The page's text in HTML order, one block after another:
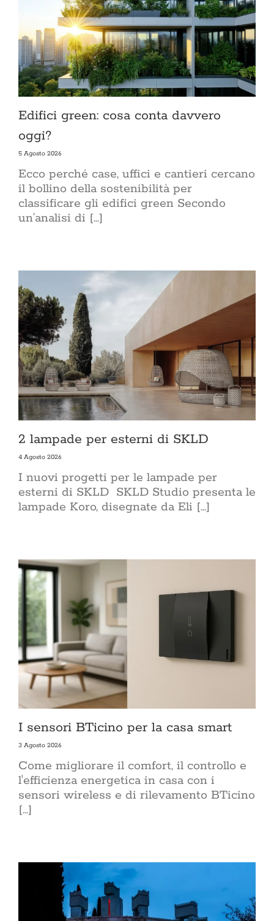
Edifici green: cosa conta davvero
oggi?
5 Agosto 2026
Ecco perché case, uffici e cantieri cercano
il bollino della sostenibilità per
classificare gli edifici green Secondo
un’analisi di [...]
2 lampade per esterni di SKLD
4 Agosto 2026
I nuovi progetti per le lampade per
esterni di SKLD SKLD Studio presenta le
lampade Koro, disegnate da Eli [...]
I sensori BTicino per la casa smart
3 Agosto 2026
Come migliorare il comfort, il controllo e
l'efficienza energetica in casa con i
sensori wireless e di rilevamento BTicino
[...]